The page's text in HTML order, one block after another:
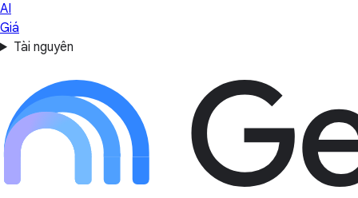
AI
Giá
Tài nguyên